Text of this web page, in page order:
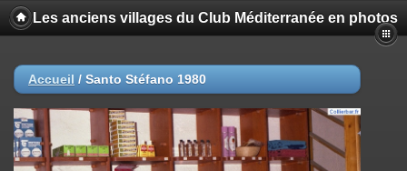
Les anciens villages du Club Méditerranée en photos
Accueil / Santo Stéfano 1980